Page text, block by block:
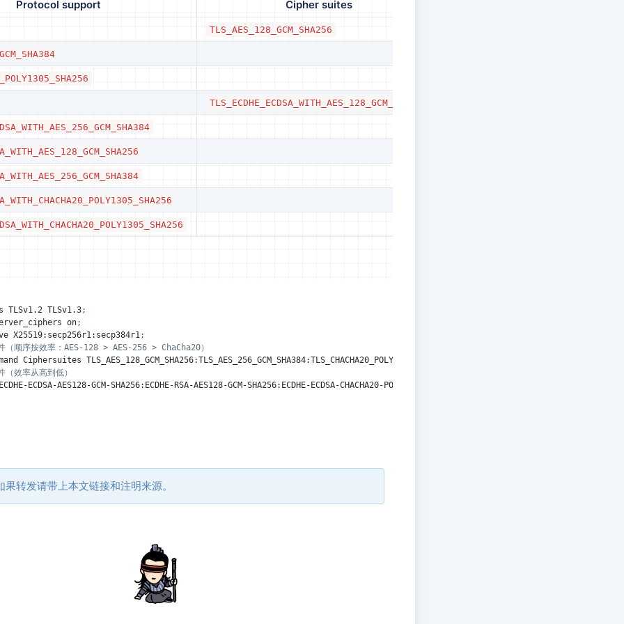
Protocol support Cipher suites
TLS_AES_128_GCM_SHA256
TLS_ECDHE_ECDSA_WITH_AES_128_GCM_SHA256
TLSv1.2 TLSv1.3
;
on
;
X25519:secp256r1:secp384r1
;
顺序按效率：AES-128 > AES-256 > ChaCha20）
Ciphersuites TLS_AES_128_GCM_SHA256:TLS_AES_256_GCM_SHA384:TLS_CHACHA20_POLY1305_SHA256
效率从高到低）
ECDSA-AES128-GCM-SHA256:ECDHE-RSA-AES128-GCM-SHA256:ECDHE-ECDSA-CHACHA20-POLY1305:ECDHE-RSA-CHACHA20-POLY1305:ECDHE-
果转发请带上本文链接和注明来源。